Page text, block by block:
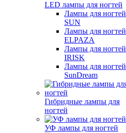
LED лампы для ногтей
Лампы для ногтей
SUN
Лампы для ногтей
ELPAZA
Лампы для ногтей
IRISK
Лампы для ногтей
SunDream
Гибридные лампы для
ногтей
УФ лампы для ногтей